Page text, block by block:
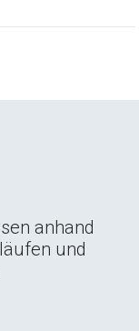
anhand
und